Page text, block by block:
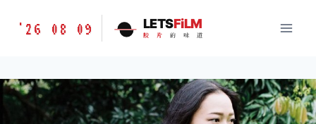
胶
味
道
LETSFILM
'26 08 09 LETSFiLM
胶 片 的 味 道